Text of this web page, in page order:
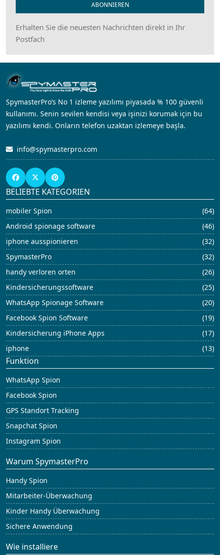
ABONNIEREN
Erhalten Sie die neuesten Nachrichten direkt in Ihr
Postfach
SpymasterPro’s No 1 izleme yazılımı piyasada % 100 güvenli
kullanımı. Senin sevilen kendisi veya işinizi korumak için bu
yazılımı kendi. Onların telefon uzaktan izlemeye başla.
info@spymasterpro.com
BELIEBTE KATEGORIEN
mobiler Spion
(64)
Android spionage software
(46)
iphone ausspionieren
(32)
SpymasterPro
(32)
handy verloren orten
(26)
Kindersicherungssoftware
(25)
WhatsApp Spionage Software
(20)
Facebook Spion Software
(19)
Kindersicherung iPhone Apps
(17)
iphone
(13)
Funktion
WhatsApp Spion
Facebook Spion
GPS Standort Tracking
Snapchat Spion
Instagram Spion
Warum SpymasterPro
Handy Spion
Mitarbeiter-Überwachung
Kinder Handy Überwachung
Sichere Anwendung
Wie installiere